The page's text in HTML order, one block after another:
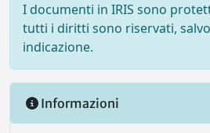
I documenti in IRIS sono
tutti i diritti sono riservati,
indicazione.
Informazioni